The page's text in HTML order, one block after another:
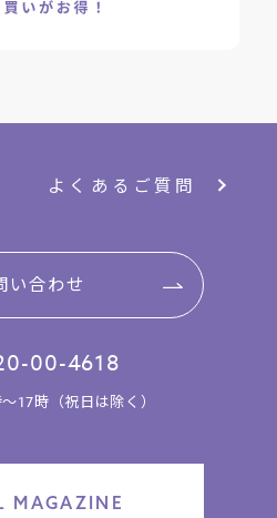
よくあるご質問
い合わせ
00-4618
17時（祝日は除く）
MAGAZINE